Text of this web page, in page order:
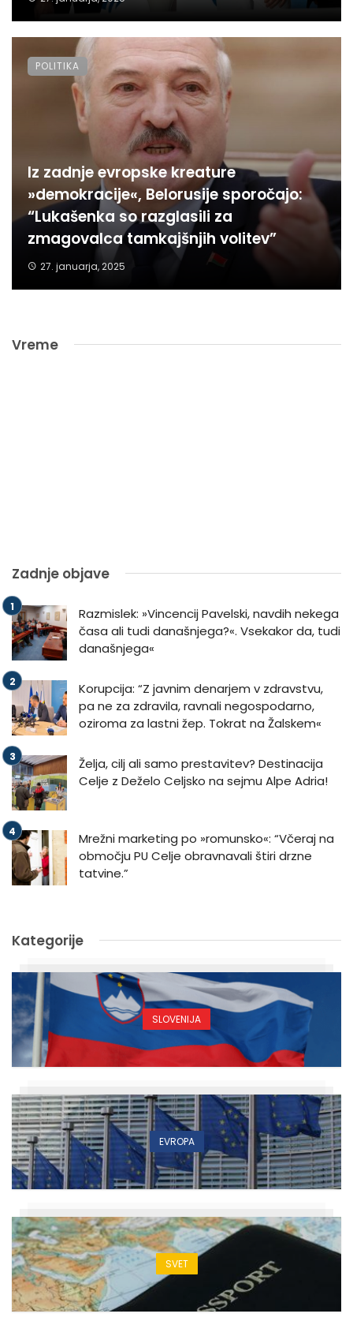
Iz zadnje evropske kreature
»demokracije«, Belorusije sporočajo:
“Lukašenka so razglasili za
zmagovalca tamkajšnjih volitev”
27. januarja, 2025
POLITIKA
Vreme
Zadnje objave
Razmislek: »Vincencij Pavelski, navdih nekega
časa ali tudi današnjega?«. Vsekakor da, tudi
današnjega«
Korupcija: “Z javnim denarjem v zdravstvu,
pa ne za zdravila, ravnali negospodarno,
oziroma za lastni žep. Tokrat na Žalskem«
Želja, cilj ali samo prestavitev? Destinacija
Celje z Deželo Celjsko na sejmu Alpe Adria!
Mrežni marketing po »romunsko«: “Včeraj na
območju PU Celje obravnavali štiri drzne
tatvine.”
Kategorije
SLOVENIJA
EVROPA
SVET